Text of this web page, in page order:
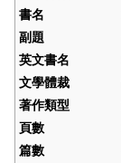
書名
副題
英文書名
文學體裁
著作類型
頁數
篇數